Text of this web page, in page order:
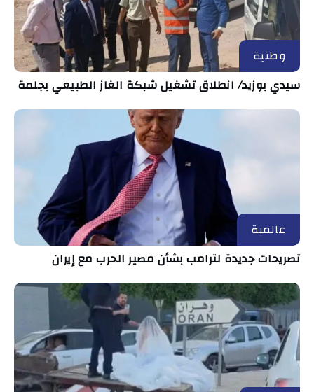
وطنية
سيدي بوزيد/ انطلاق تشغيل شبكة الغاز الطبيعي بجلمة
عالمية
تصريحات جديدة لترامب بشأن مصير الحرب مع إيران